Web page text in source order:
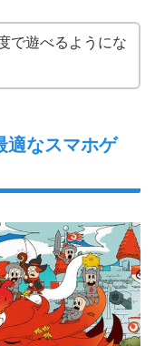
で遊べるようにな
適なスマホゲ